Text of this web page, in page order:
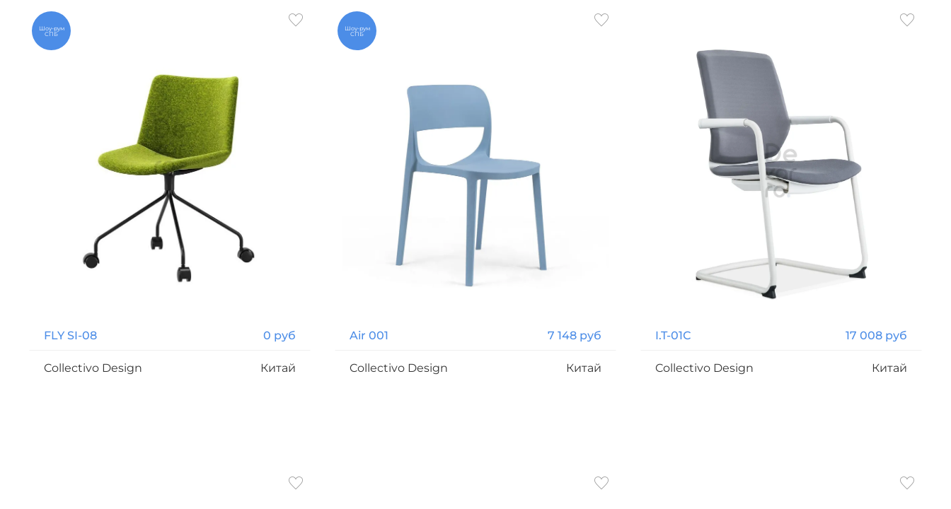
Шоу-рум
СПБ
FLY SI-08 0 руб
Collectivo Design Китай
Шоу-рум
СПБ
Air 001 7 148 руб
Collectivo Design Китай
I.T-01С 17 008 руб
Collectivo Design Китай